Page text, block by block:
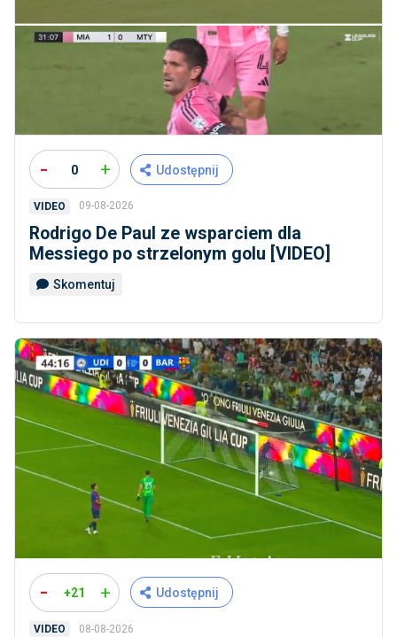
- 0 + Udostępnij
VIDEO 09-08-2026
Rodrigo De Paul ze wsparciem dla
Messiego po strzelonym golu [VIDEO]
Skomentuj
- +21 + Udostępnij
VIDEO 08-08-2026